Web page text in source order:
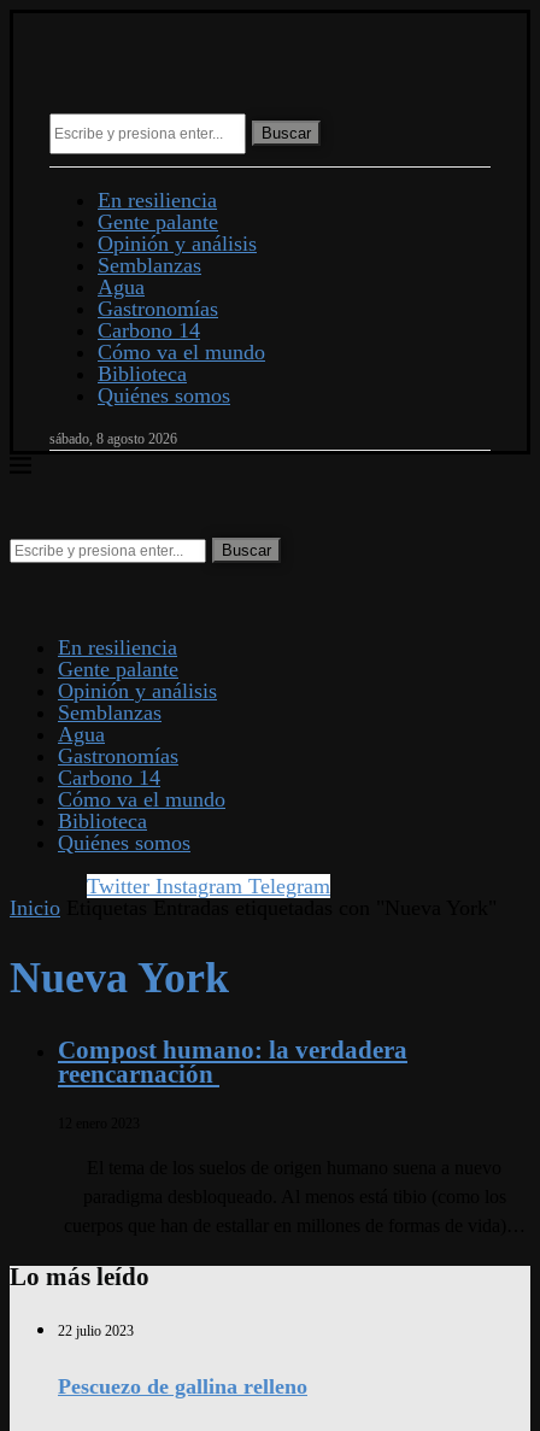
Buscar
En resiliencia
Gente palante
Opinión y análisis
Semblanzas
Agua
Gastronomías
Carbono 14
Cómo va el mundo
Biblioteca
Quiénes somos
sábado, 8 agosto 2026
En resiliencia
Gente palante
Opinión y análisis
Semblanzas
Agua
Gastronomías
Carbono 14
Cómo va el mundo
Biblioteca
Quiénes somos
Twitter Instagram Telegram
Inicio
Nueva York
Compost humano: la verdadera
reencarnación
Lo más leído
22 julio 2023
Pescuezo de gallina relleno